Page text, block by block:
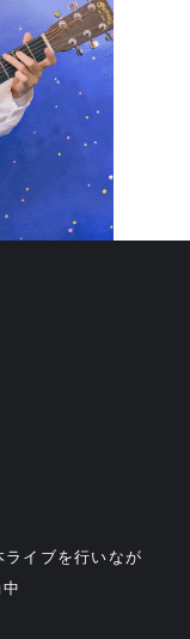
イブを行いなが